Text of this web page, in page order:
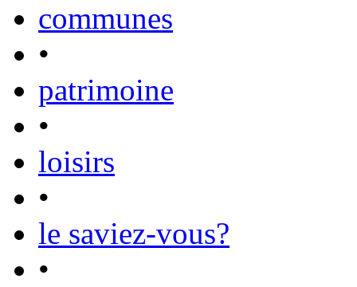
communes
•
patrimoine
•
loisirs
•
le saviez-vous?
•